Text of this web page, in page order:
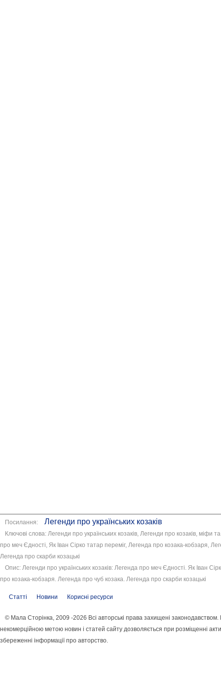
Посилання: Легенди про українських козаків
Ключові слова: Легенди про українських козаків, Легенди про козаків, міфи
про меч Єдності, Як Іван Сірко татар переміг, Легенда про козака-кобзаря,
Легенда про скарби козацькі
Опис: Легенди про українських козаків: Легенда про меч Єдності. Як Іван
про козака-кобзаря. Легенда про чуб козака. Легенда про скарби козацькі
Статті Новини Корисні ресурси
© Мала Сторінка, 2009 -2026 Всі авторські права захищені
некомерційною метою новин і статей сайту дозволяється при розміщенні
збереженні інформації про авторство.